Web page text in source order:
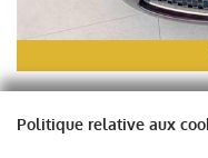
Politique relative aux